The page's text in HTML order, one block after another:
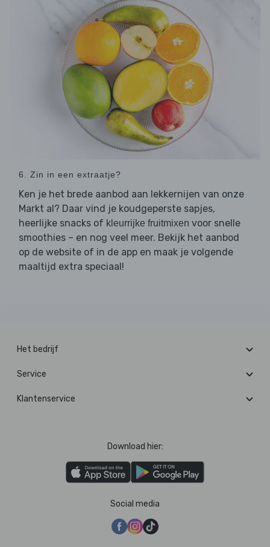
6. Zin in een extraatje?
Ken je het brede aanbod aan lekkernijen van onze
Markt al? Daar vind je koudgeperste sapjes,
heerlijke snacks of kleurrijke fruitmixen voor snelle
smoothies – en nog veel meer. Bekijk het aanbod
op de website of in de app en maak je volgende
maaltijd extra speciaal!
Het bedrijf
Service
Klantenservice
Download hier:
Social media